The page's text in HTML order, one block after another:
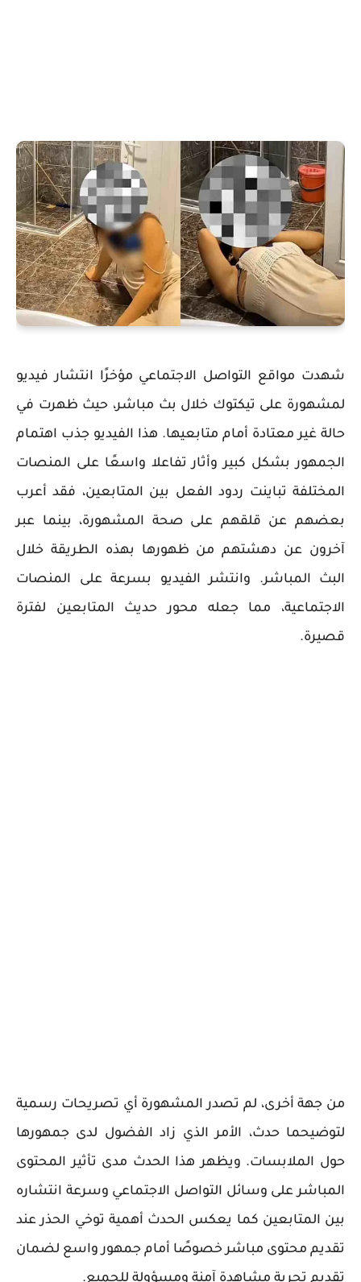
شهدت مواقع التواصل الاجتماعي مؤخرًا انتشار فيديو
لمشهورة على تيكتوك خلال بث مباشر، حيث ظهرت في
حالة غير معتادة أمام متابعيها. هذا الفيديو جذب اهتمام
الجمهور بشكل كبير وأثار تفاعلا واسعًا على المنصات
المختلفة تباينت ردود الفعل بين المتابعين، فقد أعرب
بعضهم عن قلقهم على صحة المشهورة، بينما عبر
آخرون عن دهشتهم من ظهورها بهذه الطريقة خلال
البث المباشر. وانتشر الفيديو بسرعة على المنصات
الاجتماعية، مما جعله محور حديث المتابعين لفترة
قصيرة.
من جهة أخرى، لم تصدر المشهورة أي تصريحات رسمية
لتوضيحما حدث، الأمر الذي زاد الفضول لدى جمهورها
حول الملابسات. ويظهر هذا الحدث مدى تأثير المحتوى
المباشر على وسائل التواصل الاجتماعي وسرعة انتشاره
بين المتابعين كما يعكس الحدث أهمية توخي الحذر عند
تقديم محتوى مباشر خصوصًا أمام جمهور واسع لضمان
تقديم تجربة مشاهدة آمنة ومسؤولة للجميع.